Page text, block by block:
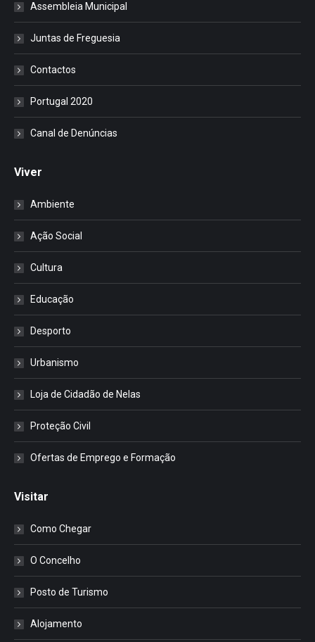
Assembleia Municipal
Juntas de Freguesia
Contactos
Portugal 2020
Canal de Denúncias
Viver
Ambiente
Ação Social
Cultura
Educação
Desporto
Urbanismo
Loja de Cidadão de Nelas
Proteção Civil
Ofertas de Emprego e Formação
Visitar
Como Chegar
O Concelho
Posto de Turismo
Alojamento